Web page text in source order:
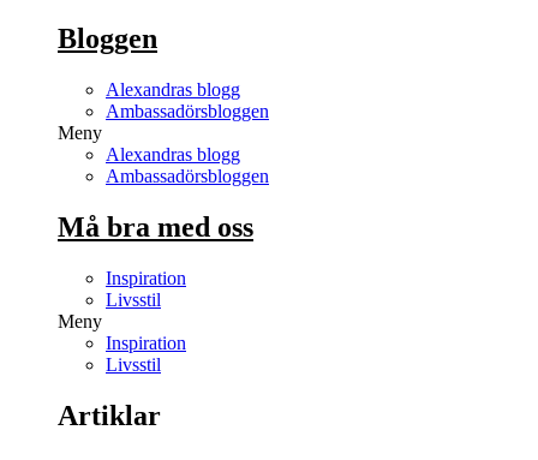
Bloggen
Alexandras blogg
Ambassadörsbloggen
Meny
Alexandras blogg
Ambassadörsbloggen
Må bra med oss
Inspiration
Livsstil
Meny
Inspiration
Livsstil
Artiklar